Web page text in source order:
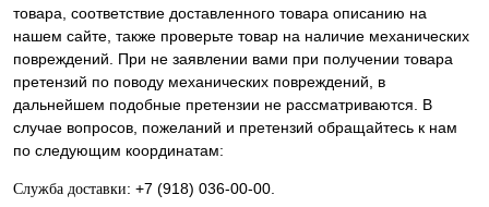
товара, соответствие доставленного товара описанию на
нашем сайте, также проверьте товар на наличие механических
повреждений. При не заявлении вами при получении товара
претензий по поводу механических повреждений, в
дальнейшем подобные претензии не рассматриваются. В
случае вопросов, пожеланий и претензий обращайтесь к нам
по следующим координатам:
Служба доставки: +7 (918) 036-00-00.